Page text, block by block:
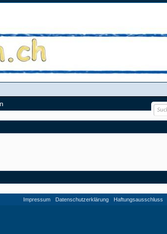
Impressum Datenschutzerklärung Haftungsausschluss